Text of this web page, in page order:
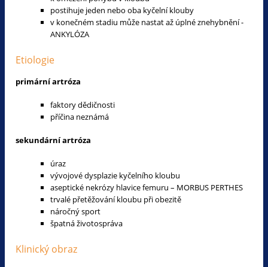
postihuje jeden nebo oba kyčelní klouby
v konečném stadiu může nastat až úplné znehybnění -
ANKYLÓZA
Etiologie
primární artróza
faktory dědičnosti
příčina neznámá
sekundární artróza
úraz
vývojové dysplazie kyčelního kloubu
aseptické nekrózy hlavice femuru – MORBUS PERTHES
trvalé přetěžování kloubu při obezitě
náročný sport
špatná životospráva
Klinický obraz